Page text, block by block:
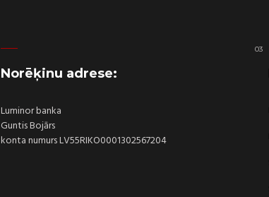
Norēķinu adrese:
Luminor banka
Guntis Bojārs
konta numurs LV55RIKO0001302567204